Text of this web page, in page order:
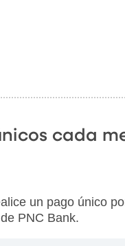
cada
un pago único
PNC Bank.